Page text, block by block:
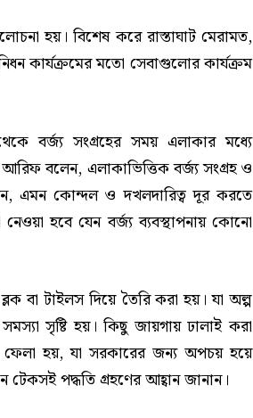
হয়। বিশেষ করে রাস্তাঘাট মেরামত,
নিধন কার্যক্রমের মতো সেবাগুলোর কার্যক্রম
বর্জ্য সংগ্রহের সময় এলাকার মধ্যে
বলেন, এলাকাভিত্তিক বর্জ্য সংগ্রহ ও
এমন কোন্দল ও দখলদারিত্ব দূর করতে
হবে যেন বর্জ্য ব্যবস্থাপনায় কোনো
বা টাইলস দিয়ে তৈরি করা হয়। যা অল্প
সৃষ্টি হয়। কিছু জায়গায় ঢালাই করা
ফেলা হয়, যা সরকারের জন্য অপচয় হয়ে
পদ্ধতি গ্রহণের আহ্বান জানান।